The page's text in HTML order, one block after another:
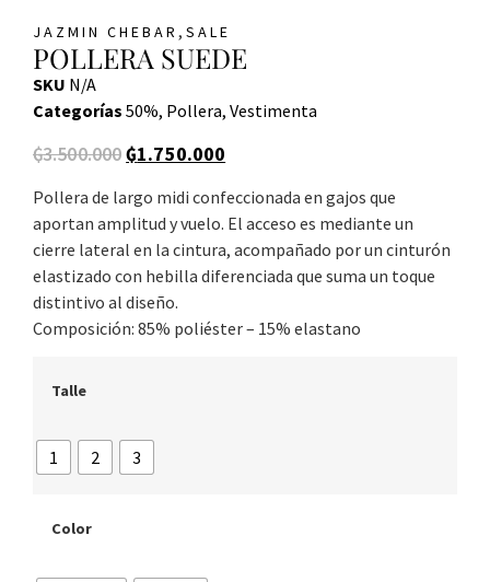
JAZMIN CHEBAR , SALE
POLLERA SUEDE
SKU N/A
Categorías 50%, Pollera, Vestimenta
₲3.500.000₲1.750.000
Pollera de largo midi confeccionada en gajos que
aportan amplitud y vuelo. El acceso es mediante un
cierre lateral en la cintura, acompañado por un cinturón
elastizado con hebilla diferenciada que suma un toque
distintivo al diseño.
Composición: 85% poliéster – 15% elastano
Talle
1 2 3
Color